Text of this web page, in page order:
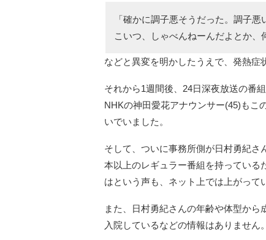
「確かに調子悪そうだった。調子
こいつ、しゃべんねーんだよとか、
などと異変を明かしたうえで、発熱症
それから1週間後、24日深夜放送の番
NHKの神田愛花アナウンサー(45)もこ
いでいました。
そして、ついに事務所側が日村勇紀
本以上のレギュラー番組を持っている
はという声も、ネット上では上がって
また、日村勇紀さんの年齢や体型か
入院しているなどの情報はありません。